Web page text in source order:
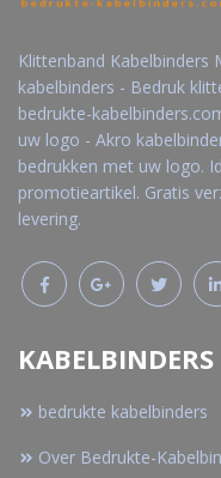
Klittenband Kabelbinders
kabelbinders - Bedruk
bedrukte-
uw logo - Akro
bedrukken met uw logo.
promotieartikel. Gratis
levering.
KABELBINDERS
bedrukte kabelbinders
Over Bedrukte-